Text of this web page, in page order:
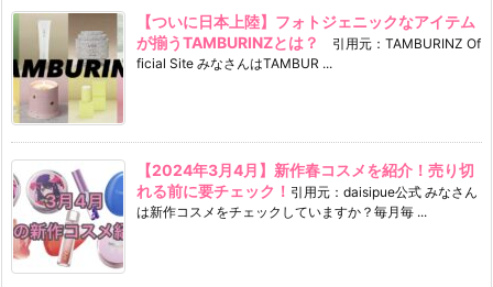
【ついに日本上陸】フォトジェニックなアイテム
が揃うTAMBURINZとは？
引用元：TAMBURINZ Of
ficial Site みなさんはTAMBUR ...
【2024年3月4月】新作春コスメを紹介！売り切
れる前に要チェック！ 引用元：daisipue公式 みなさん
は新作コスメをチェックしていますか？毎月毎 ...